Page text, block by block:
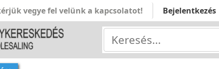
vegye fel velünk a kapcsolatot! Bejelentkezés